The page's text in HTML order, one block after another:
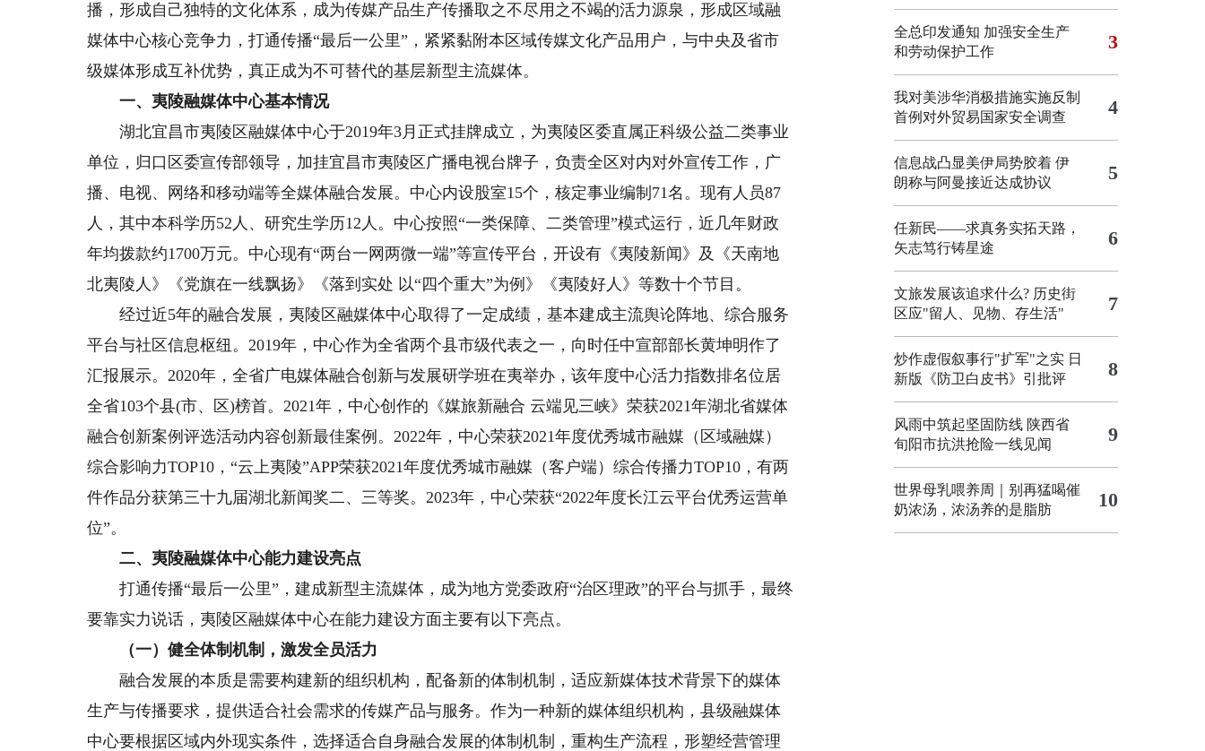
播，形成自己独特的文化体系，成为传媒产品生产传播取之不尽用之不竭的活力源泉，形成区域融
媒体中心核心竞争力，打通传播“最后一公里”，紧紧黏附本区域传媒文化产品用户，与中央及省市
级媒体形成互补优势，真正成为不可替代的基层新型主流媒体。
一、夷陵融媒体中心基本情况
湖北宜昌市夷陵区融媒体中心于2019年3月正式挂牌成立，为夷陵区委直属正科级公益二类事业
单位，归口区委宣传部领导，加挂宜昌市夷陵区广播电视台牌子，负责全区对内对外宣传工作，广
播、电视、网络和移动端等全媒体融合发展。中心内设股室15个，核定事业编制71名。现有人员87
人，其中本科学历52人、研究生学历12人。中心按照“一类保障、二类管理”模式运行，近几年财政
年均拨款约1700万元。中心现有“两台一网两微一端”等宣传平台，开设有《夷陵新闻》及《天南地
北夷陵人》《党旗在一线飘扬》《落到实处 以“四个重大”为例》《夷陵好人》等数十个节目。
经过近5年的融合发展，夷陵区融媒体中心取得了一定成绩，基本建成主流舆论阵地、综合服务
平台与社区信息枢纽。2019年，中心作为全省两个县市级代表之一，向时任中宣部部长黄坤明作了
汇报展示。2020年，全省广电媒体融合创新与发展研学班在夷举办，该年度中心活力指数排名位居
全省103个县(市、区)榜首。2021年，中心创作的《媒旅新融合 云端见三峡》荣获2021年湖北省媒体
融合创新案例评选活动内容创新最佳案例。2022年，中心荣获2021年度优秀城市融媒（区域融媒）
综合影响力TOP10，“云上夷陵”APP荣获2021年度优秀城市融媒（客户端）综合传播力TOP10，有两
件作品分获第三十九届湖北新闻奖二、三等奖。2023年，中心荣获“2022年度长江云平台优秀运营单
位”。
二、夷陵融媒体中心能力建设亮点
打通传播“最后一公里”，建成新型主流媒体，成为地方党委政府“治区理政”的平台与抓手，最终
要靠实力说话，夷陵区融媒体中心在能力建设方面主要有以下亮点。
（一）健全体制机制，激发全员活力
融合发展的本质是需要构建新的组织机构，配备新的体制机制，适应新媒体技术背景下的媒体
生产与传播要求，提供适合社会需求的传媒产品与服务。作为一种新的媒体组织机构，县级融媒体
中心要根据区域内外现实条件，选择适合自身融合发展的体制机制，重构生产流程，形塑经营管理
全总印发通知 加强安全生产
和劳动保护工作
3
我对美涉华消极措施实施反制
首例对外贸易国家安全调查
4
信息战凸显美伊局势胶着 伊
朗称与阿曼接近达成协议
5
任新民——求真务实拓天路，
矢志笃行铸星途
6
文旅发展该追求什么? 历史街
区应"留人、见物、存生活"
7
炒作虚假叙事行"扩军"之实 日
新版《防卫白皮书》引批评
8
风雨中筑起坚固防线 陕西省
旬阳市抗洪抢险一线见闻
9
世界母乳喂养周｜别再猛喝催
奶浓汤，浓汤养的是脂肪
10